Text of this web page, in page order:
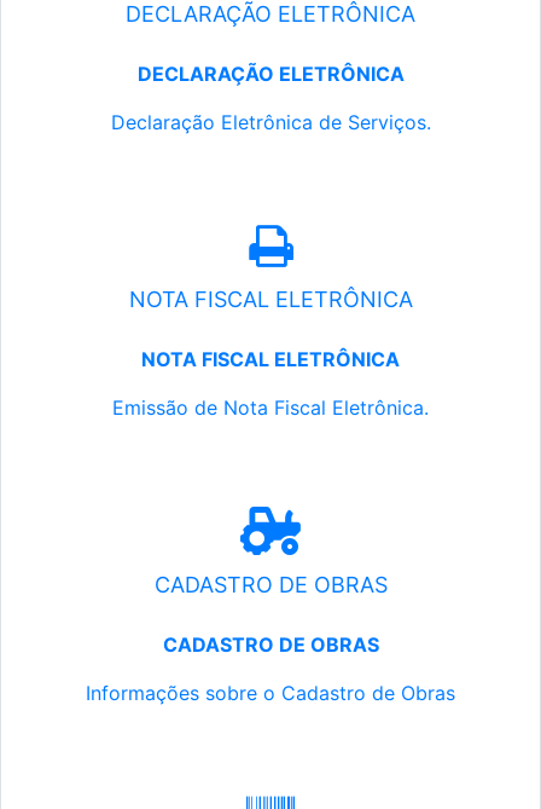
DECLARAÇÃO ELETRÔNICA
DECLARAÇÃO ELETRÔNICA
Declaração Eletrônica de Serviços.
NOTA FISCAL ELETRÔNICA
NOTA FISCAL ELETRÔNICA
Emissão de Nota Fiscal Eletrônica.
CADASTRO DE OBRAS
CADASTRO DE OBRAS
Informações sobre o Cadastro de Obras